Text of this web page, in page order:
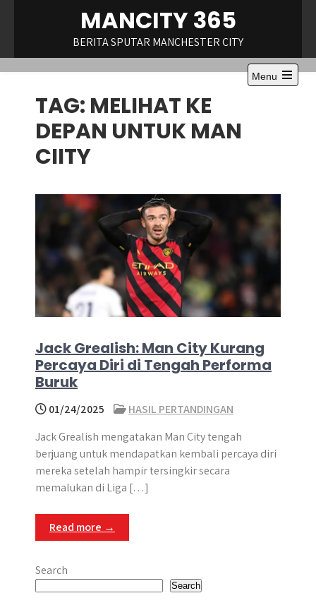
MANCITY 365
BERITA SPUTAR MANCHESTER CITY
Menu
Open
TAG: MELIHAT KE
DEPAN UNTUK MAN
CIITY
Jack Grealish: Man City Kurang
Percaya Diri di Tengah Performa
Buruk
01/24/2025
HASIL PERTANDINGAN
Jack Grealish mengatakan Man City tengah
berjuang untuk mendapatkan kembali percaya diri
mereka setelah hampir tersingkir secara
memalukan di Liga […]
Read more →
Search
Search